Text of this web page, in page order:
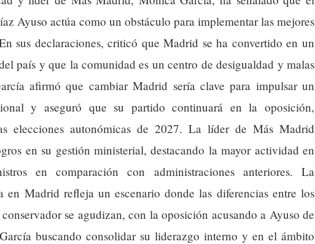
Ayuso actúa como un obstáculo para implementar las mejores
sus declaraciones, criticó que Madrid se ha convertido en un
país y que la comunidad es un centro de desigualdad y malas
afirmó que cambiar Madrid sería clave para impulsar un
y aseguró que su partido continuará en la oposición,
elecciones autonómicas de 2027. La líder de Más Madrid
en su gestión ministerial, destacando la mayor actividad en
en comparación con administraciones anteriores. La
en Madrid refleja un escenario donde las diferencias entre los
se agudizan, con la oposición acusando a Ayuso de
buscando consolidar su liderazgo interno y en el ámbito